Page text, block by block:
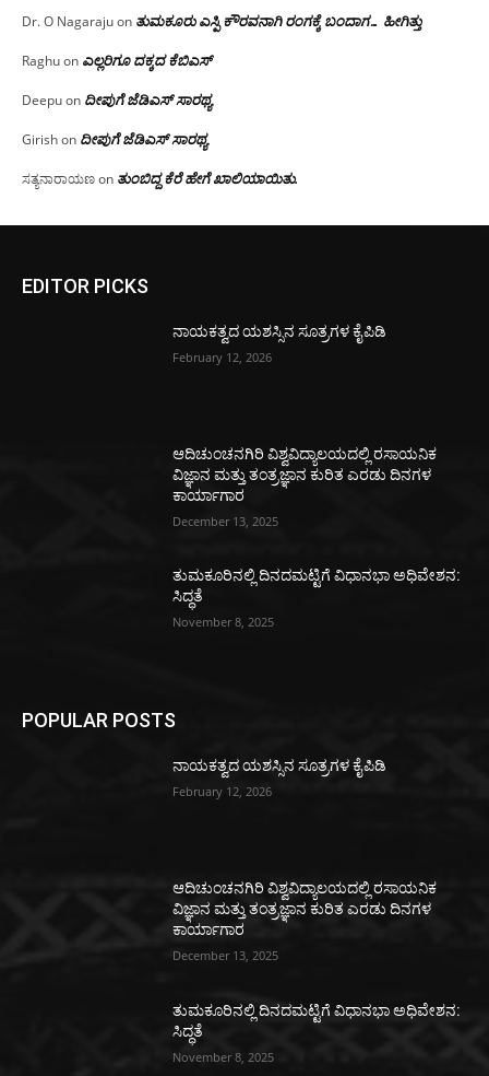
Dr. O Nagarajuon ತುಮಕೂರು ಎಸ್ಪಿ ಕೌರವನಾಗಿ ರಂಗಕ್ಕೆ ಬಂದಾಗ… ಹೀಗಿತ್ತು
Raghuon ಎಲ್ಲರಿಗೂ ದಕ್ಕದ ಕೆಬಿಎಸ್
Deepuon ದೀಪುಗೆ ಜೆಡಿಎಸ್ ಸಾರಥ್ಯ
Girishon ದೀಪುಗೆ ಜೆಡಿಎಸ್ ಸಾರಥ್ಯ
ಸತ್ಯನಾರಾಯಣon ತುಂಬಿದ್ದ ಕೆರೆ ಹೇಗೆ ಖಾಲಿಯಾಯಿತು.
EDITOR PICKS
ನಾಯಕತ್ವದ ಯಶಸ್ಸಿನ ಸೂತ್ರಗಳ ಕೈಪಿಡಿ
February 12, 2026
ಆದಿಚುಂಚನಗಿರಿ ವಿಶ್ವವಿದ್ಯಾಲಯದಲ್ಲಿ ರಸಾಯನಿಕ
ವಿಜ್ಞಾನ ಮತ್ತು ತಂತ್ರಜ್ಞಾನ ಕುರಿತ ಎರಡು ದಿನಗಳ
ಕಾರ್ಯಾಗಾರ
December 13, 2025
ತುಮಕೂರಿನಲ್ಲಿ ದಿನದಮಟ್ಟಿಗೆ ವಿಧಾನಭಾ ಅಧಿವೇಶನ:
ಸಿದ್ಧತೆ
November 8, 2025
POPULAR POSTS
ನಾಯಕತ್ವದ ಯಶಸ್ಸಿನ ಸೂತ್ರಗಳ ಕೈಪಿಡಿ
February 12, 2026
ಆದಿಚುಂಚನಗಿರಿ ವಿಶ್ವವಿದ್ಯಾಲಯದಲ್ಲಿ ರಸಾಯನಿಕ
ವಿಜ್ಞಾನ ಮತ್ತು ತಂತ್ರಜ್ಞಾನ ಕುರಿತ ಎರಡು ದಿನಗಳ
ಕಾರ್ಯಾಗಾರ
December 13, 2025
ತುಮಕೂರಿನಲ್ಲಿ ದಿನದಮಟ್ಟಿಗೆ ವಿಧಾನಭಾ ಅಧಿವೇಶನ:
ಸಿದ್ಧತೆ
November 8, 2025